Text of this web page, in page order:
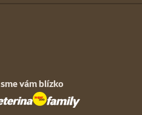
sme vám blízko